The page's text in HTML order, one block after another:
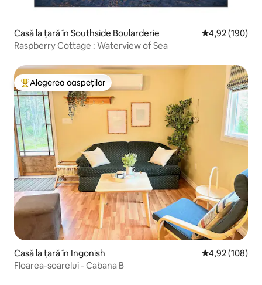
Casă la țară în Southside Boularderie Scor mediu de
4,92 (190)
Raspberry Cottage : Waterview of Sea
Locuință din topul categoriei Alegerea oaspeților
Alegerea oaspeților
Casă la țară în Ingonish Scor mediu de
4,92 (108)
Floarea-soarelui - Cabana B